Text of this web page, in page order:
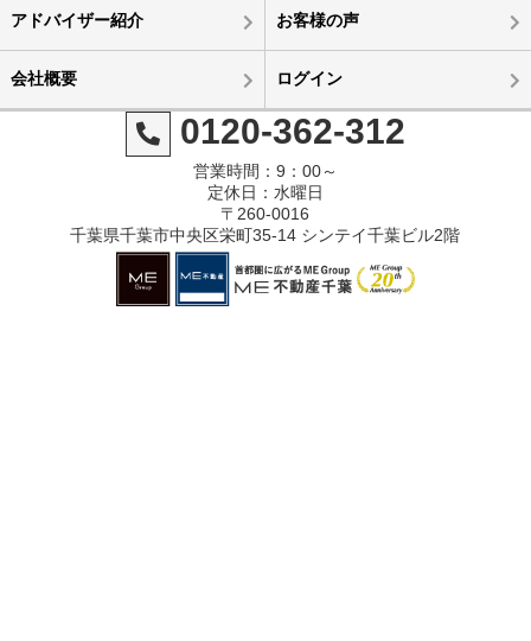
アドバイザー紹介 お客様の声
会社概要 ログイン
0120-362-312
営業時間：9：00～
定休日：水曜日
〒260-0016
千葉県千葉市中央区栄町35-14 シンテイ千葉ビル2階